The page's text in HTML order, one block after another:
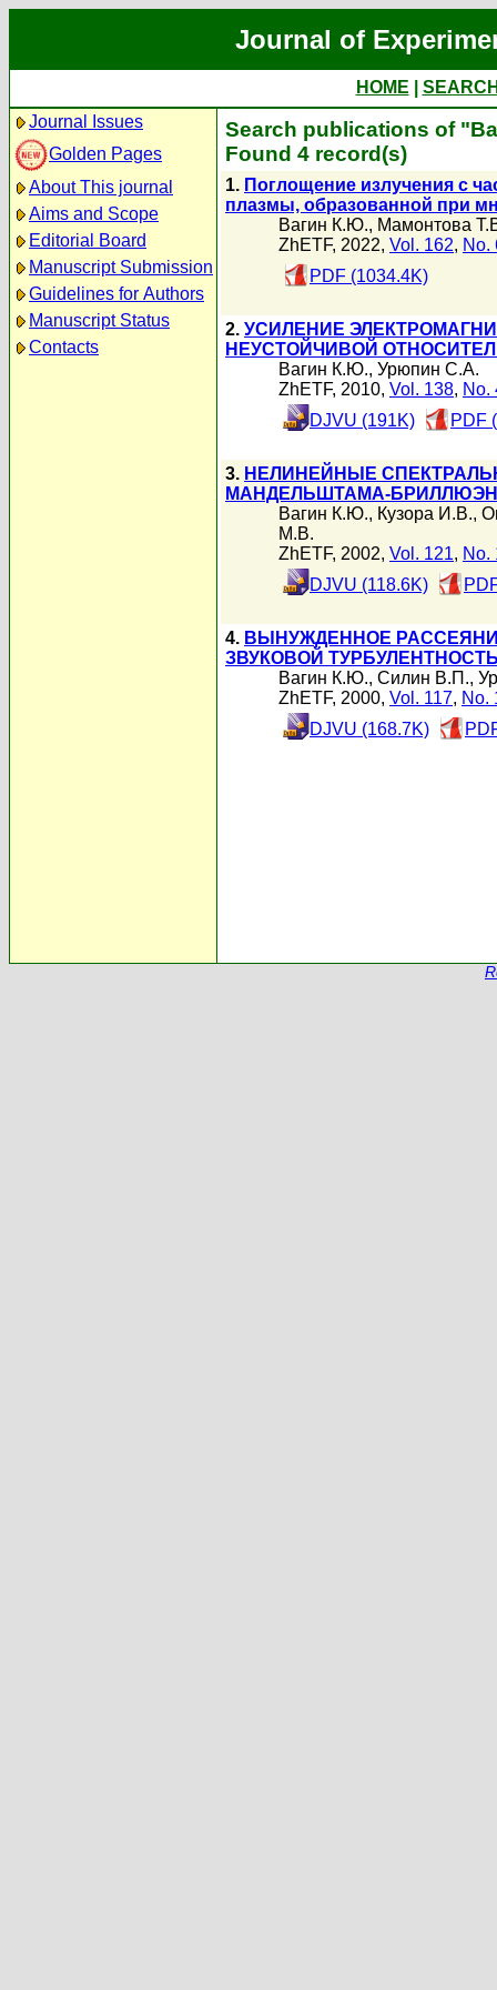
Journal of
HOME
Journal Issues
Golden Pages
About This journal
Aims and Scope
Editorial Board
Manuscript Submission
Guidelines for Authors
Manuscript Status
Contacts
Search publications of
Found 4 record(s)
1. Поглощение излучения с
плазмы, образованной при
Вагин К.Ю., Мамонтова
ZhETF, 2022, Vol. 162, No.
PDF (1034.4K)
2. УСИЛЕНИЕ
НЕУСТОЙЧИВОЙ
Вагин К.Ю., Урюпин С.А.
ZhETF, 2010, Vol. 138, No.
DJVU (191K)
PDF
3. НЕЛИНЕЙНЫЕ
МАНДЕЛЬШТАМА-
Вагин К.Ю., Кузора И.В.,
М.В.
ZhETF, 2002, Vol. 121, No.
DJVU (118.6K)
4. ВЫНУЖДЕННОЕ
ЗВУКОВОЙ
Вагин К.Ю., Силин В.П.,
ZhETF, 2000, Vol. 117, No.
DJVU (168.7K)